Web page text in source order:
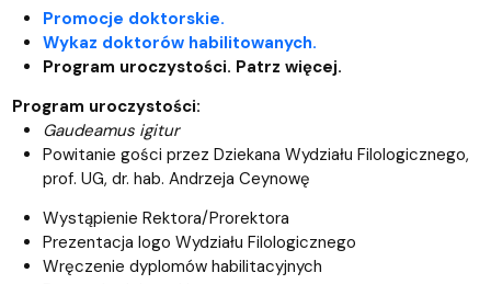
Promocje doktorskie.
Wykaz doktorów habilitowanych.
Program uroczystości. Patrz więcej.
Program uroczystości:
Gaudeamus igitur
Powitanie gości przez Dziekana Wydziału Filologicznego,
prof. UG, dr. hab. Andrzeja Ceynowę
Wystąpienie Rektora/Prorektora
Prezentacja logo Wydziału Filologicznego
Wręczenie dyplomów habilitacyjnych